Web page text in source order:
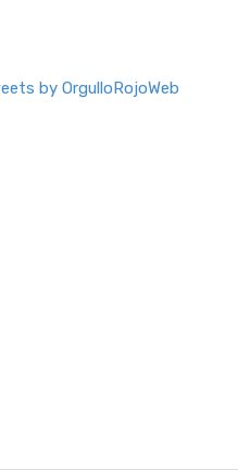
by OrgulloRojoWeb